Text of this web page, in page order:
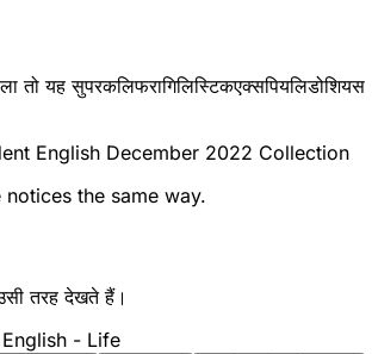
तो यह सुपरकलिफरागिलिस्टिकएक्सपियलिडोशियस
English December 2022 Collection
notices the same way.
तरह देखते हैं।
English - Life